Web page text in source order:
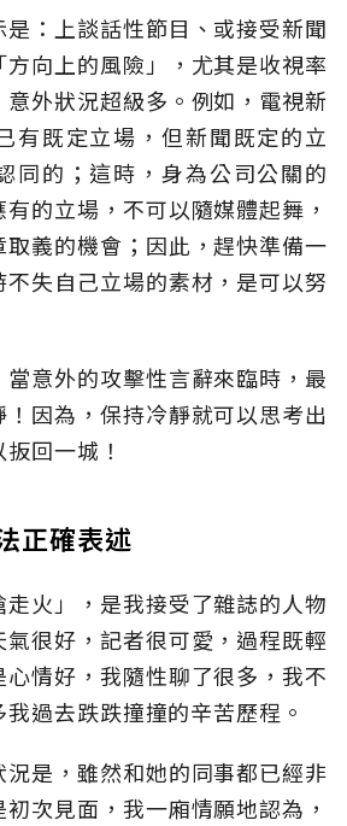
：上談話性節目、或接受新聞
向上的風險」，尤其是收視率
外狀況超級多。例如，電視新
有既定立場，但新聞既定的立
同的；這時，身為公司公關的
的立場，不可以隨媒體起舞，
義的機會；因此，趕快準備一
失自己立場的素材，是可以努
意外的攻擊性言辭來臨時，最
因為，保持冷靜就可以思考出
回一城！
正確表述
火」，是我接受了雜誌的人物
很好，記者很可愛，過程既輕
情好，我隨性聊了很多，我不
過去跌跌撞撞的辛苦歷程。
是，雖然和她的同事都已經非
次見面，我一廂情願地認為，